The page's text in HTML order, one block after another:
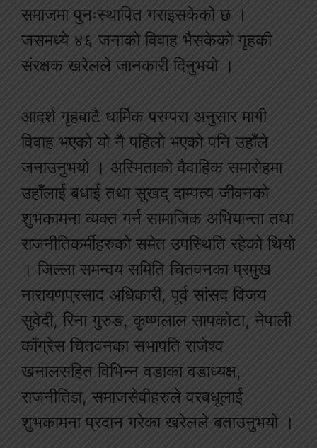
समाजमा पुनःस्थापित गराइसकेको छ ।
जसमध्ये ४६ जनाको विवाह भैसकेको गृहकी
संरक्षक खरेलले जानकारी दिनुभयो ।
आदर्श गृहबाटै धार्मिक परम्परा अनुसार मागी
विवाह भएको यो नै पहिलो भएको पनि उहाँले
जनाउनुभयो । अस्मिताको वैवाहिक समारोहमा
उहाँलाई बधाई तथा सुखद् दाम्पत्य जीवनको
शुभकामना व्यक्त गर्न सामाजिक अभियान्ता तथा
राजनीतिकर्मीहरुको समेत उपस्थिति रहेको थियो
। जिल्ला समन्वय समिति चितवनका प्रमुख
नारायणप्रसाद अधिकारी, पूर्व सांसद विजय
सुवेदी, रिना गुरुङ, कृष्णलाल सापकोटा, नेपाली
काँग्रेस चितवनका सभापति राजेश्व
खनालसहित विभिन्न वडाका वडाध्यक्ष,
राजनीतिज्ञ, समाजसेवीहरुले वरबधूलाई
शुभकामना प्रदान गरेका खरेलले बताउनुभयो ।